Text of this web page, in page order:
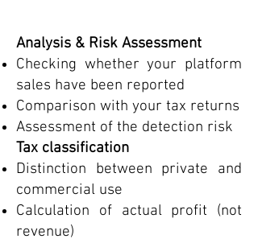
Analysis & Risk Assessment
Checking whether your platform
sales have been reported
Comparison with your tax returns
Assessment of the detection risk
Tax classification
Distinction between private and
commercial use
Calculation of actual profit (not
revenue)